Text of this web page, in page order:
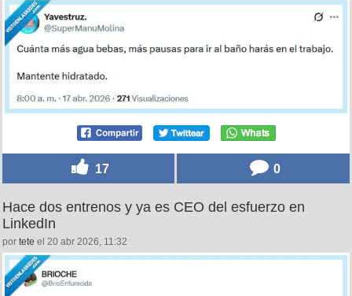
17 0
Hace dos entrenos y ya es CEO del esfuerzo en
LinkedIn
por tete el 20 abr 2026, 11:32